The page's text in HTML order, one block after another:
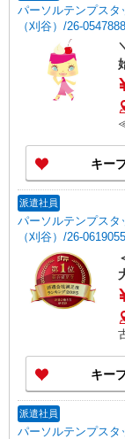
パーソルテンプス
（刈谷）/26-0547888
キー
派遣社員
パーソルテンプス
（刈谷）/26-0619055
す
キー
派遣社員
パーソルテンプス